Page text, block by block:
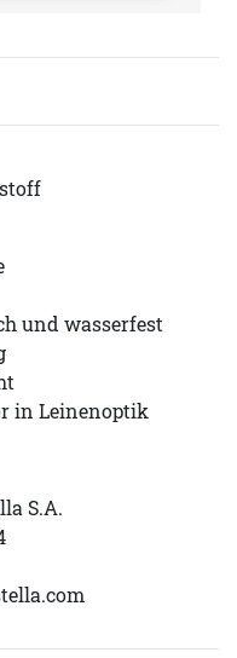
und wasserfest
in Leinenoptik
S.A.